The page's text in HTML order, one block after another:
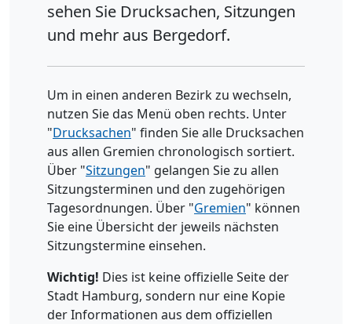
sehen Sie Drucksachen, Sitzungen
und mehr aus Bergedorf.
Um in einen anderen Bezirk zu wechseln,
nutzen Sie das Menü oben rechts. Unter
"Drucksachen" finden Sie alle Drucksachen
aus allen Gremien chronologisch sortiert.
Über "Sitzungen" gelangen Sie zu allen
Sitzungsterminen und den zugehörigen
Tagesordnungen. Über "Gremien" können
Sie eine Übersicht der jeweils nächsten
Sitzungstermine einsehen.
Wichtig! Dies ist keine offizielle Seite der
Stadt Hamburg, sondern nur eine Kopie
der Informationen aus dem offiziellen